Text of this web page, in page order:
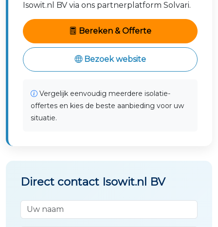
Isowit.nl BV via ons partnerplatform Solvari.
Bereken & Offerte
Bezoek website
Vergelijk eenvoudig meerdere isolatie-
offertes en kies de beste aanbieding voor uw
situatie.
Direct contact Isowit.nl BV
Uw naam